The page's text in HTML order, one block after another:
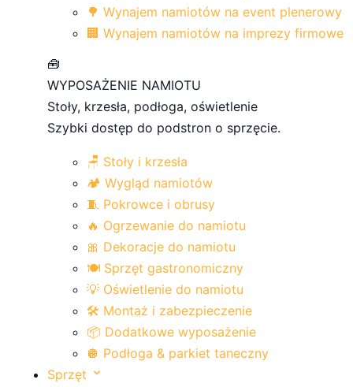
🌳 Wynajem namiotów na event plenerowy
🏢 Wynajem namiotów na imprezy firmowe
🧰
WYPOSAŻENIE NAMIOTU
Stoły, krzesła, podłoga, oświetlenie
Szybki dostęp do podstron o sprzęcie.
🪑 Stoły i krzesła
🏕 Wygląd namiotów
🧵 Pokrowce i obrusy
🔥 Ogrzewanie do namiotu
🎀 Dekoracje do namiotu
🍽 Sprzęt gastronomiczny
💡 Oświetlenie do namiotu
🛠 Montaż i zabezpieczenie
📦 Dodatkowe wyposażenie
🪩 Podłoga & parkiet taneczny
Sprzęt